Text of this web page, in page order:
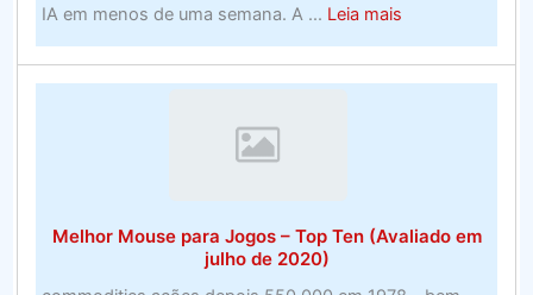
nível
IA em menos de uma semana. A ... Leia maisabout
Melhores
empresas
Melhor Mouse para Jogos – Top Ten (Avaliado em
julho de 2020)